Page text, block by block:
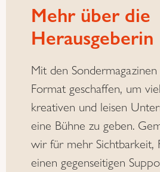
Mehr über die
Herausgeberin
Mit den
Format geschaffen, um
kreativen und leisen
eine Bühne zu geben.
wir für mehr Sichtbarkeit,
einen gegenseitigen